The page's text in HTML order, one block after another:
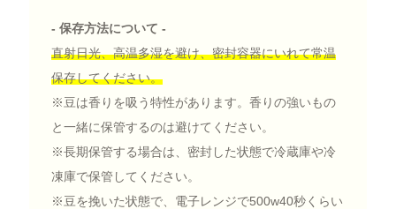
- 保存方法について -
直射日光、高温多湿を避け、密封容器にいれて常温
保存してください。
※豆は香りを吸う特性があります。香りの強いもの
と一緒に保管するのは避けてください。
※長期保管する場合は、密封した状態で冷蔵庫や冷
凍庫で保管してください。
※豆を挽いた状態で、電子レンジで500w40秒くらい